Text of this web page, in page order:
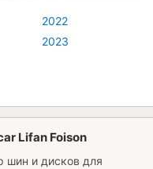
2022
2023
Lifan Foison
шин и дисков для